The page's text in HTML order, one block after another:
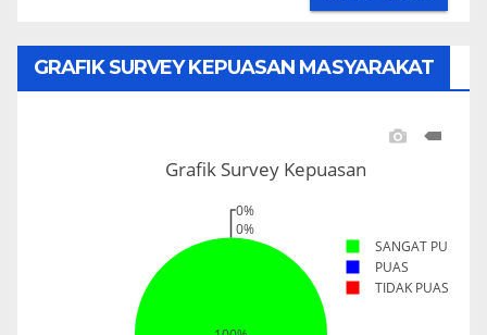
GRAFIK SURVEY KEPUASAN MASYARAKAT